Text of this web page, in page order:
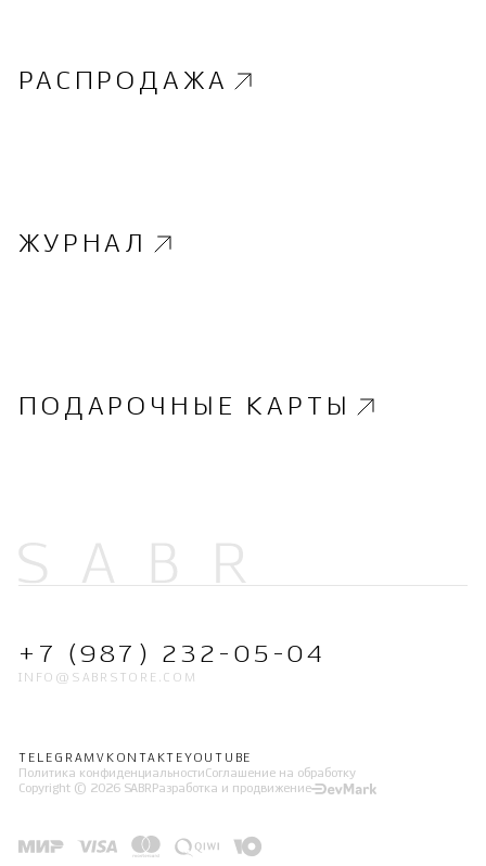
РАСПРОДАЖА
ЖУРНАЛ
ПОДАРОЧНЫЕ КАРТЫ
+7 (987) 232-05-04
INFO@SABRSTORE.COM
TELEGRAMVKONTAKTE YOUTUBE
Политика конфиденциальности Соглашение на обработку
Copyright © 2026 SABR Разработка и продвижение